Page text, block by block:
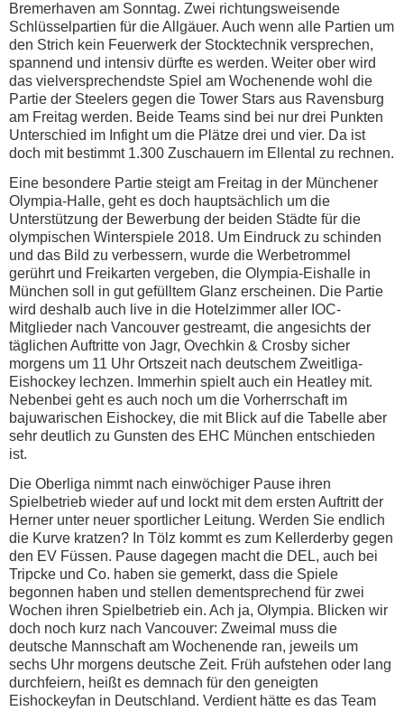
Bremerhaven am Sonntag. Zwei richtungsweisende
Schlüsselpartien für die Allgäuer. Auch wenn alle Partien um
den Strich kein Feuerwerk der Stocktechnik versprechen,
spannend und intensiv dürfte es werden. Weiter ober wird
das vielversprechendste Spiel am Wochenende wohl die
Partie der Steelers gegen die Tower Stars aus Ravensburg
am Freitag werden. Beide Teams sind bei nur drei Punkten
Unterschied im Infight um die Plätze drei und vier. Da ist
doch mit bestimmt 1.300 Zuschauern im Ellental zu rechnen.
Eine besondere Partie steigt am Freitag in der Münchener
Olympia-Halle, geht es doch hauptsächlich um die
Unterstützung der Bewerbung der beiden Städte für die
olympischen Winterspiele 2018. Um Eindruck zu schinden
und das Bild zu verbessern, wurde die Werbetrommel
gerührt und Freikarten vergeben, die Olympia-Eishalle in
München soll in gut gefülltem Glanz erscheinen. Die Partie
wird deshalb auch live in die Hotelzimmer aller IOC-
Mitglieder nach Vancouver gestreamt, die angesichts der
täglichen Auftritte von Jagr, Ovechkin & Crosby sicher
morgens um 11 Uhr Ortszeit nach deutschem Zweitliga-
Eishockey lechzen. Immerhin spielt auch ein Heatley mit.
Nebenbei geht es auch noch um die Vorherrschaft im
bajuwarischen Eishockey, die mit Blick auf die Tabelle aber
sehr deutlich zu Gunsten des EHC München entschieden
ist.
Die Oberliga nimmt nach einwöchiger Pause ihren
Spielbetrieb wieder auf und lockt mit dem ersten Auftritt der
Herner unter neuer sportlicher Leitung. Werden Sie endlich
die Kurve kratzen? In Tölz kommt es zum Kellerderby gegen
den EV Füssen. Pause dagegen macht die DEL, auch bei
Tripcke und Co. haben sie gemerkt, dass die Spiele
begonnen haben und stellen dementsprechend für zwei
Wochen ihren Spielbetrieb ein. Ach ja, Olympia. Blicken wir
doch noch kurz nach Vancouver: Zweimal muss die
deutsche Mannschaft am Wochenende ran, jeweils um
sechs Uhr morgens deutsche Zeit. Früh aufstehen oder lang
durchfeiern, heißt es demnach für den geneigten
Eishockeyfan in Deutschland. Verdient hätte es das Team